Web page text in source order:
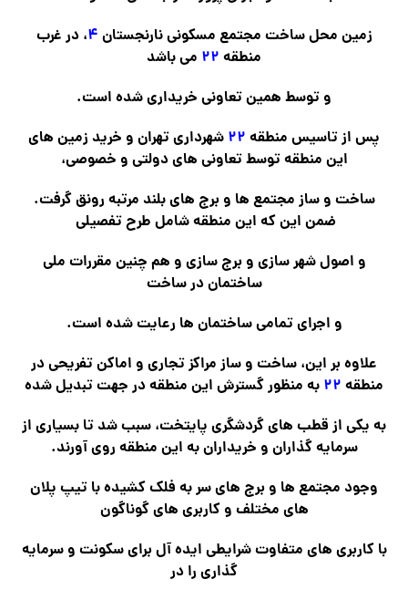
زمین محل ساخت مجتمع مسکونی نارنجستان ۴، در غرب
منطقه ۲۲ می باشد
و توسط همین تعاونی خریداری شده است.
پس از تاسیس منطقه ۲۲ شهرداری تهران و خرید زمین های
این منطقه توسط تعاونی های دولتی و خصوصی،
ساخت و ساز مجتمع ها و برج های بلند مرتبه رونق گرفت.
ضمن این که این منطقه شامل طرح تفصیلی
و اصول شهر سازی و برج سازی و هم چنین مقررات ملی
ساختمان در ساخت
و اجرای تمامی ساختمان ها رعایت شده است.
علاوه بر این، ساخت و ساز مراکز تجاری و اماکن تفریحی در
منطقه ۲۲ به منظور گسترش این منطقه در جهت تبدیل شده
به یکی از قطب های گردشگری پایتخت، سبب شد تا بسیاری از
سرمایه گذاران و خریداران به این منطقه روی آورند.
وجود مجتمع ها و برج های سر به فلک کشیده با تیپ پلان
های مختلف و کاربری های گوناگون
با کاربری های متفاوت شرایطی ایده آل برای سکونت و سرمایه
گذاری را در